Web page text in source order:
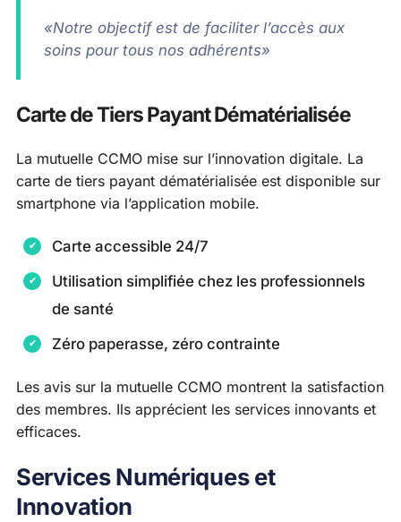
«Notre objectif est de faciliter l’accès aux
soins pour tous nos adhérents»
Carte de Tiers Payant Dématérialisée
La mutuelle CCMO mise sur l’innovation digitale. La
carte de tiers payant dématérialisée est disponible sur
smartphone via l’application mobile.
Carte accessible 24/7
Utilisation simplifiée chez les professionnels
de santé
Zéro paperasse, zéro contrainte
Les avis sur la mutuelle CCMO montrent la satisfaction
des membres. Ils apprécient les services innovants et
efficaces.
Services Numériques et
Innovation